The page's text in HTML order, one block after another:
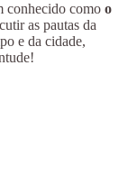
conhecido como o
as pautas da
e da cidade,